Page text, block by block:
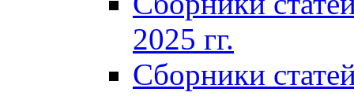
2025 гг.
Сборники